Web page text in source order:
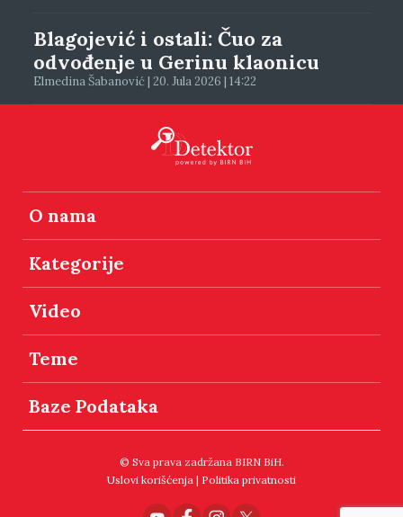
Blagojević i ostali: Čuo za
odvođenje u Gerinu klaonicu
Elmedina Šabanović | 20. Jula 2026 | 14:22
O nama
Kategorije
Video
Teme
Baze Podataka
© Sva prava zadržana BIRN BiH.
Uslovi korišćenja | Politika privatnosti